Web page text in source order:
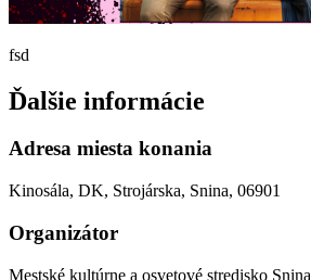
fsd
Ďalšie informácie
Adresa miesta konania
Kinosála, DK, Strojárska, Snina, 06901
Organizátor
Mestské kultúrne a osvetové stredisko Snina